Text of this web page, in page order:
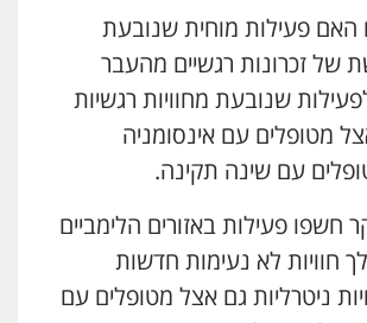
האם פעילות מוחית שנובעת
של זכרונות רגשיים מהעבר
שנובעת מחוויות רגשיות
מטופלים עם אינסומניה
עם שינה תקינה.
חשפו פעילות באזורים הלימביים
חוויות לא נעימות חדשות
ניטרליות גם אצל מטופלים עם